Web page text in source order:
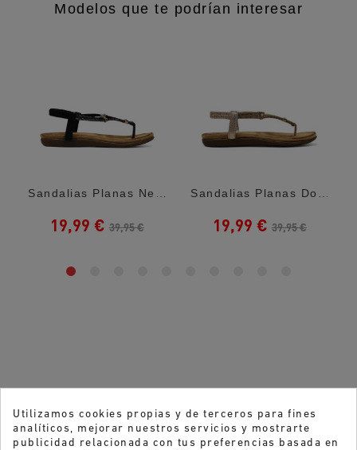
Modelos que te podrían interesar
Sandalias Planas Negras Con Anillos...
19,99 € 39,95 €
Sandalias Planas Doradas Con Anillos...
19,99 € 39,95 €
Utilizamos cookies propias y de terceros para fines
analíticos, mejorar nuestros servicios y mostrarte
publicidad relacionada con tus preferencias basada en